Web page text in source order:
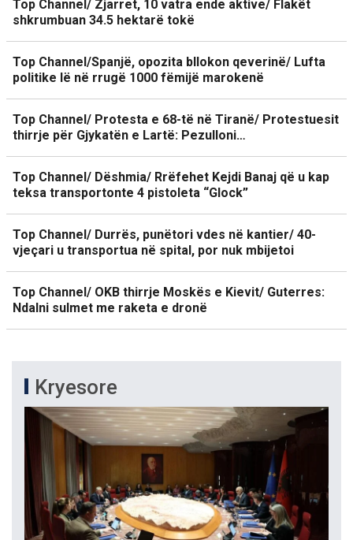
Top Channel/ Zjarret, 10 vatra ende aktive/ Flakët
shkrumbuan 34.5 hektarë tokë
Top Channel/Spanjë, opozita bllokon qeverinë/ Lufta
politike lë në rrugë 1000 fëmijë marokenë
Top Channel/ Protesta e 68-të në Tiranë/ Protestuesit
thirrje për Gjykatën e Lartë: Pezulloni…
Top Channel/ Dëshmia/ Rrëfehet Kejdi Banaj që u kap
teksa transportonte 4 pistoleta “Glock”
Top Channel/ Durrës, punëtori vdes në kantier/ 40-
vjeçari u transportua në spital, por nuk mbijetoi
Top Channel/ OKB thirrje Moskës e Kievit/ Guterres:
Ndalni sulmet me raketa e dronë
Kryesore